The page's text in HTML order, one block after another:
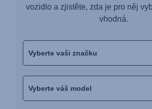
vozidlo a zjistěte, zda je pro něj
vhodná.